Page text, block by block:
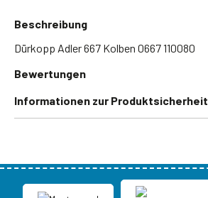
Beschreibung
Dürkopp Adler 667 Kolben 0667 110080
Bewertungen
Informationen zur Produktsicherheit